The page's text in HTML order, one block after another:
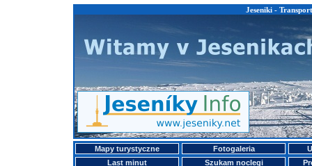
Jeseniki -
Mapy turystyczne Fotogaleria
Last minut
Szukam noclegi